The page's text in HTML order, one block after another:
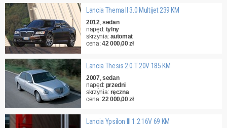
Lancia Thema II 3.0 Multijet 239 KM
2012,sedan
napęd: tylny
skrzynia: automat
cena:42 000,00 zł
Lancia Thesis 2.0 T 20V 185 KM
2007,sedan
napęd: przedni
skrzynia: ręczna
cena:22 000,00 zł
Lancia Ypsilon III 1.2 16V 69 KM